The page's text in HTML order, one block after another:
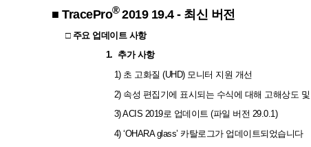
■ TracePro®2019 19.4 - 최신 버전
□ 주요 업데이트 사항
1. 추가 사항
1) 초 고화질 (UHD) 모니터 지원 개선
2) 속성 편집기에 표시되는 수식에 대해 고해상도
3) ACIS 2019로 업데이트 (파일 버전 29.0.1)
4) ‘OHARA glass’ 카탈로그가 업데이트되었습니다